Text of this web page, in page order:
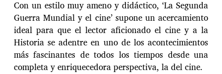
Con un estilo muy ameno y didáctico, ‘La Segunda
Guerra Mundial y el cine’ supone un acercamiento
ideal para que el lector aficionado el cine y a la
Historia se adentre en uno de los acontecimientos
más fascinantes de todos los tiempos desde una
completa y enriquecedora perspectiva, la del cine.